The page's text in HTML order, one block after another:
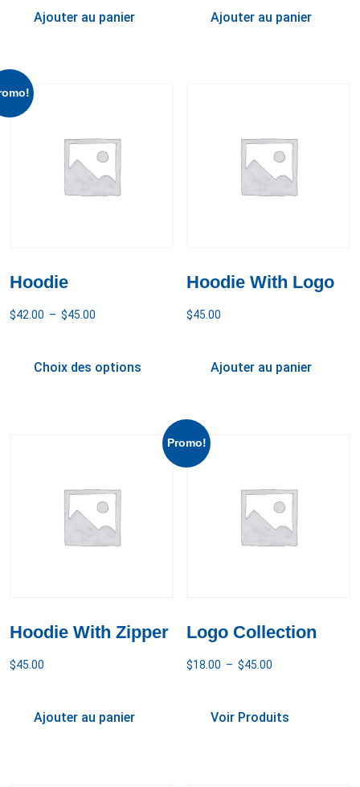
Ajouter au panier Ajouter au panier
Hoodie
$42.00 – $45.00
Choix des options
Hoodie With Logo
$45.00
Ajouter au panier
Hoodie With Zipper
$45.00
Ajouter au panier
Promo!
Logo Collection
$18.00 – $45.00
Voir Produits